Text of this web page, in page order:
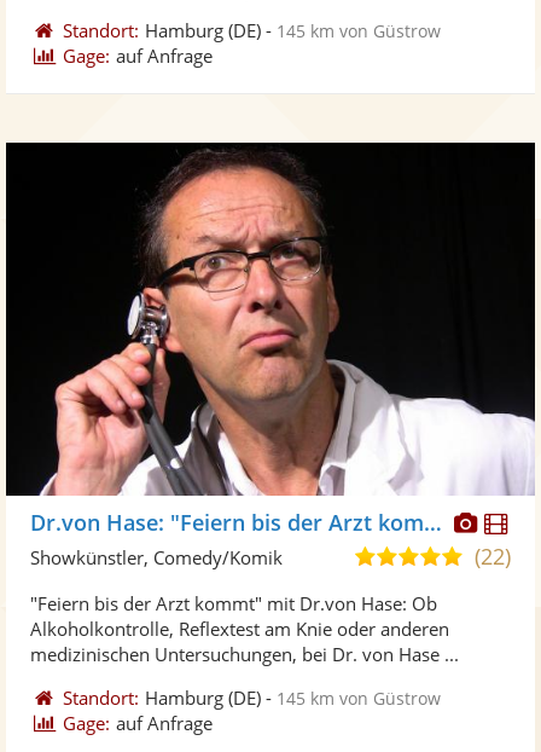
Standort: Hamburg (DE) - 145 km von Güstrow
Gage: auf Anfrage
Dr.von Hase: "Feiern bis der Arzt kommt"
4,9(22)
Showkünstler, Comedy/Komik
"Feiern bis der Arzt kommt" mit Dr.von Hase: Ob
Alkoholkontrolle, Reflextest am Knie oder anderen
medizinischen Untersuchungen, bei Dr. von Hase ...
Standort: Hamburg (DE) - 145 km von Güstrow
Gage: auf Anfrage